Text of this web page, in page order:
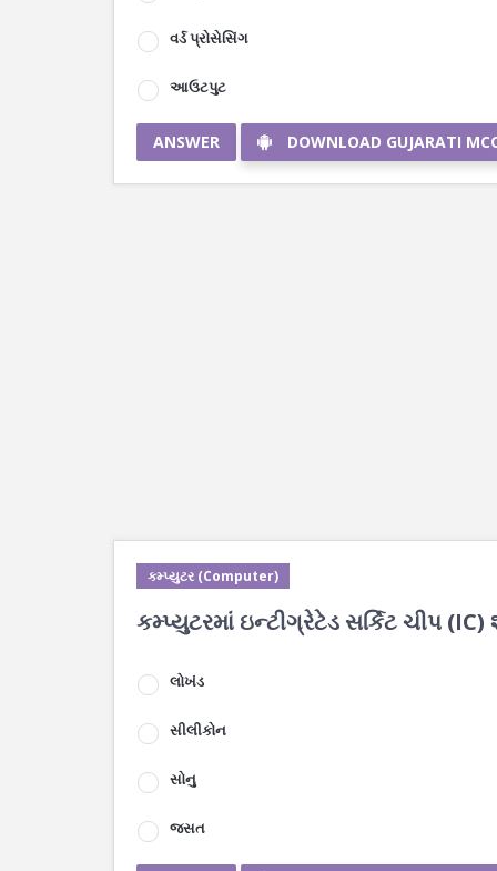
વર્ડ પ્રોસેસિંગ
આઉટપુટ
ANSWER DOWNLOAD GUJARATI
કમ્પ્યુટર (Computer)
કમ્પ્યુટરમાં ઇન્ટીગ્રેટેડ સર્કિટ ચીપ
લોખંડ
સીલીકોન
સોનુ
જસત